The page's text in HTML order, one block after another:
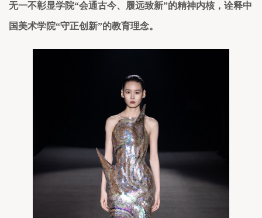
无一不彰显学院“会通古今、履远致新”的精神内核，诠释中
国美术学院“守正创新”的教育理念。